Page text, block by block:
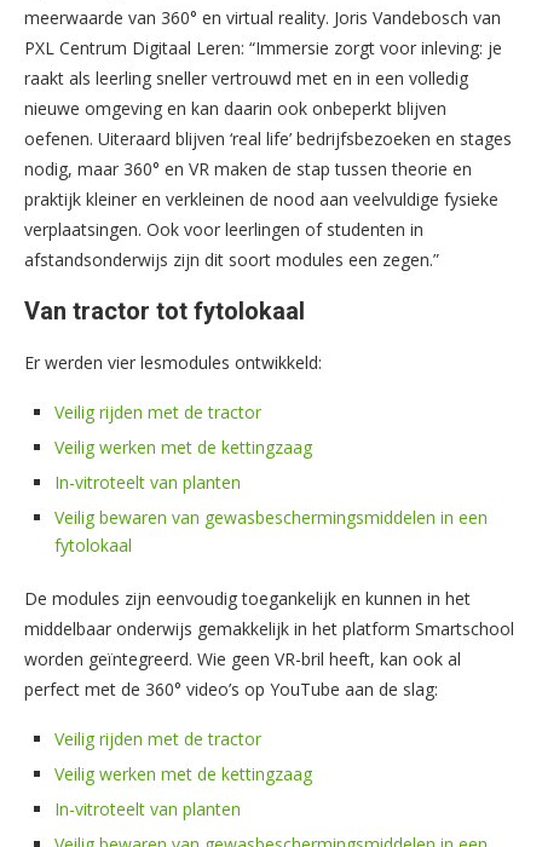
meerwaarde van 360° en virtual reality. Joris Vandebosch van
PXL Centrum Digitaal Leren: “Immersie zorgt voor inleving: je
raakt als leerling sneller vertrouwd met en in een volledig
nieuwe omgeving en kan daarin ook onbeperkt blijven
oefenen. Uiteraard blijven ‘real life’ bedrijfsbezoeken en stages
nodig, maar 360° en VR maken de stap tussen theorie en
praktijk kleiner en verkleinen de nood aan veelvuldige fysieke
verplaatsingen. Ook voor leerlingen of studenten in
afstandsonderwijs zijn dit soort modules een zegen.”
Van tractor tot fytolokaal
Er werden vier lesmodules ontwikkeld:
Veilig rijden met de tractor
Veilig werken met de kettingzaag
In-vitroteelt van planten
Veilig bewaren van gewasbeschermingsmiddelen in een
fytolokaal
De modules zijn eenvoudig toegankelijk en kunnen in het
middelbaar onderwijs gemakkelijk in het platform Smartschool
worden geïntegreerd. Wie geen VR-bril heeft, kan ook al
perfect met de 360° video’s op YouTube aan de slag:
Veilig rijden met de tractor
Veilig werken met de kettingzaag
In-vitroteelt van planten